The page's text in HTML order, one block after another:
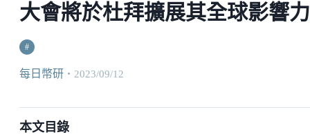
大會將於杜拜擴展其全球影響力
#
每日幣研 ・ 2023/09/12
本文目錄